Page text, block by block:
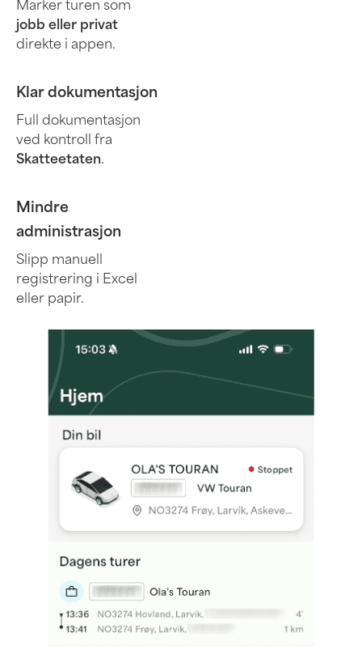
Marker turen som
jobb eller privat
direkte i appen.
Klar dokumentasjon
Full dokumentasjon
ved kontroll fra
Skatteetaten.
Mindre
administrasjon
Slipp manuell
registrering i Excel
eller papir.